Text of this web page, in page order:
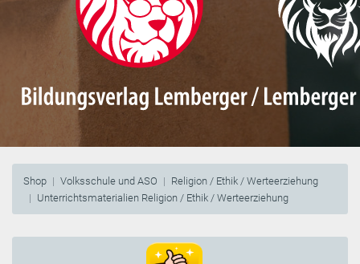
Shop Volksschule und ASO
Religion / Ethik / Werteerziehung
Unterrichtsmaterialien Religion / Ethik / Werteerziehung